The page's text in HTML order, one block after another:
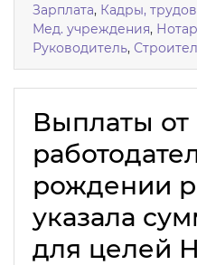
Зарплата, Кадры,
Мед. учреждения,
Руководитель,
Выплаты от
рождении
указала
для целей